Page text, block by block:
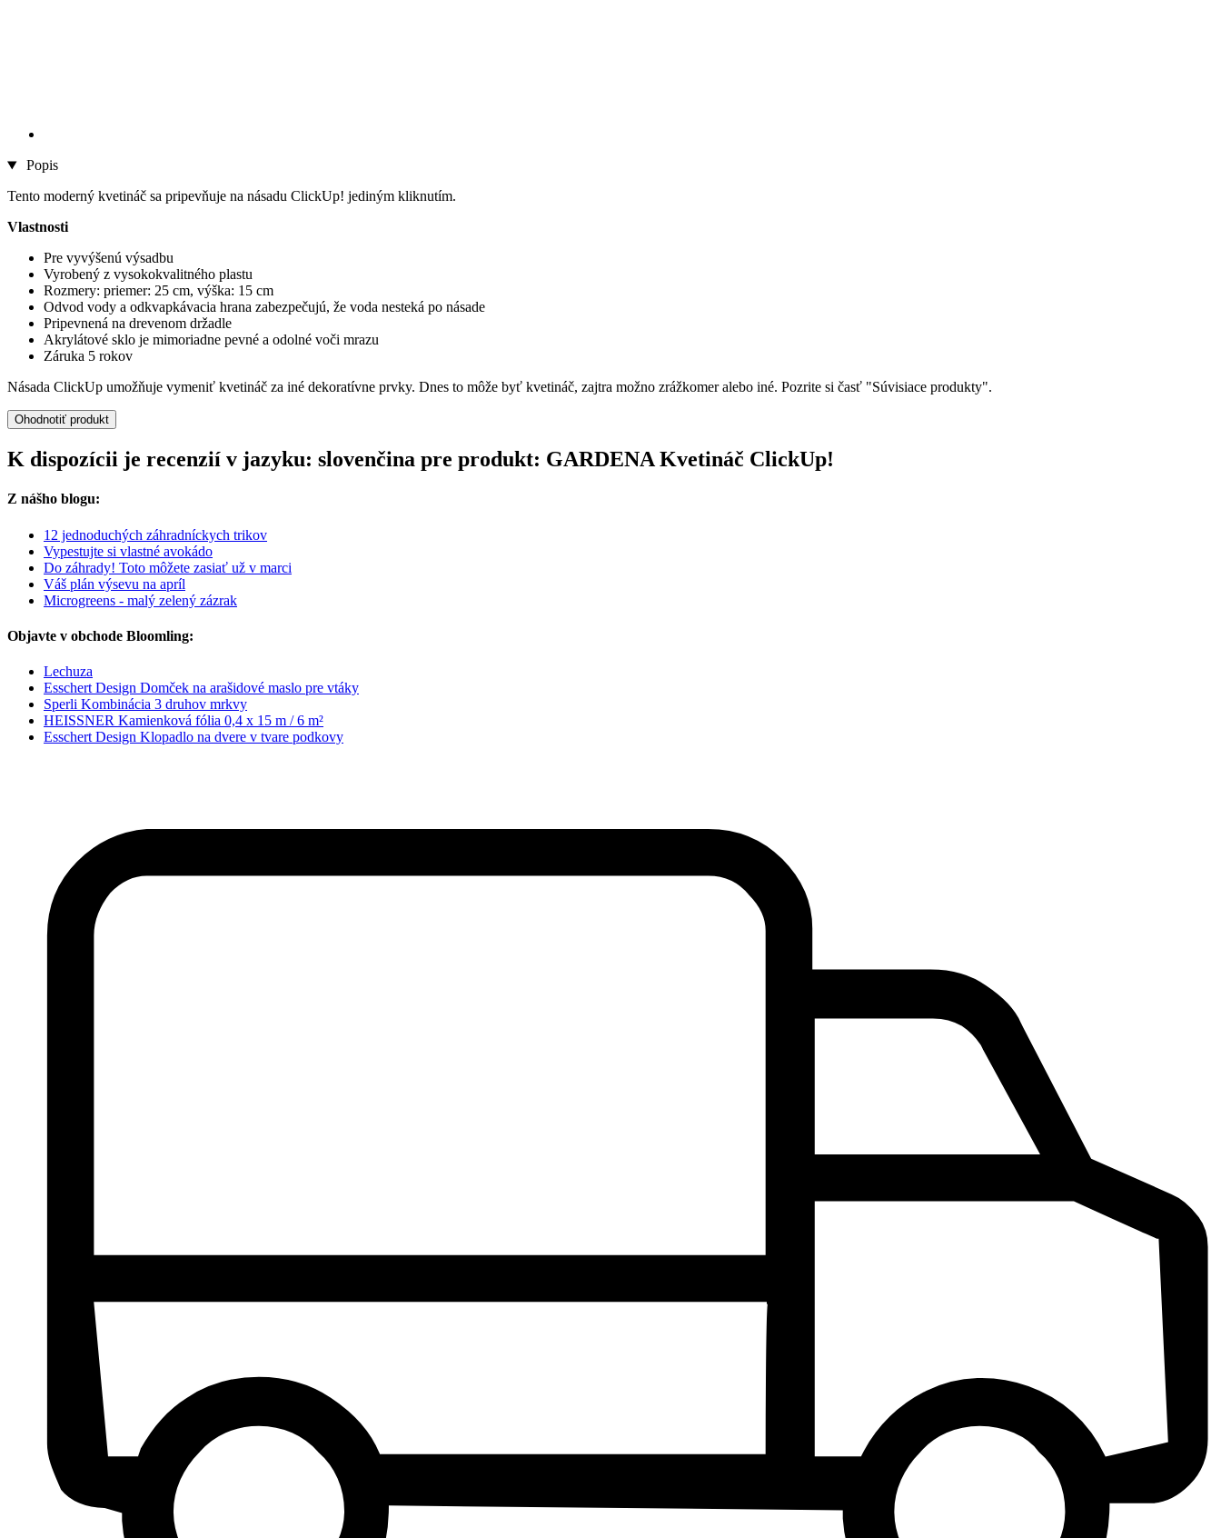
Popis
Tento moderný kvetináč sa pripevňuje na násadu ClickUp! jediným kliknutím.
Vlastnosti
Pre vyvýšenú výsadbu
Vyrobený z vysokokvalitného plastu
Rozmery: priemer: 25 cm, výška: 15 cm
Odvod vody a odkvapkávacia hrana zabezpečujú, že voda nesteká po násade
Pripevnená na drevenom držadle
Akrylátové sklo je mimoriadne pevné a odolné voči mrazu
Záruka 5 rokov
Násada ClickUp umožňuje vymeniť kvetináč za iné dekoratívne prvky. Dnes to môže byť kvetináč, zajtra možno zrážkomer alebo iné. Pozrite si časť "Súvisiace produkty".
Ohodnotiť produkt
K dispozícii je recenzií v jazyku: slovenčina pre produkt: GARDENA Kvetináč ClickUp!
Z nášho blogu:
12 jednoduchých záhradníckych trikov
Vypestujte si vlastné avokádo
Do záhrady! Toto môžete zasiať už v marci
Váš plán výsevu na apríl
Microgreens - malý zelený zázrak
Objavte v obchode Bloomling:
Lechuza
Esschert Design Domček na arašidové maslo pre vtáky
Sperli Kombinácia 3 druhov mrkvy
HEISSNER Kamienková fólia 0,4 x 15 m / 6 m²
Esschert Design Klopadlo na dvere v tvare podkovy